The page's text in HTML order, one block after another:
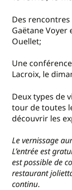
Des rencontres
Gaëtane Voyer
Ouellet;
Une
Lacroix, le
Deux types de
tour de toutes
découvrir les
Le vernissage
L’entrée est
est possible de
restaurant
continu.